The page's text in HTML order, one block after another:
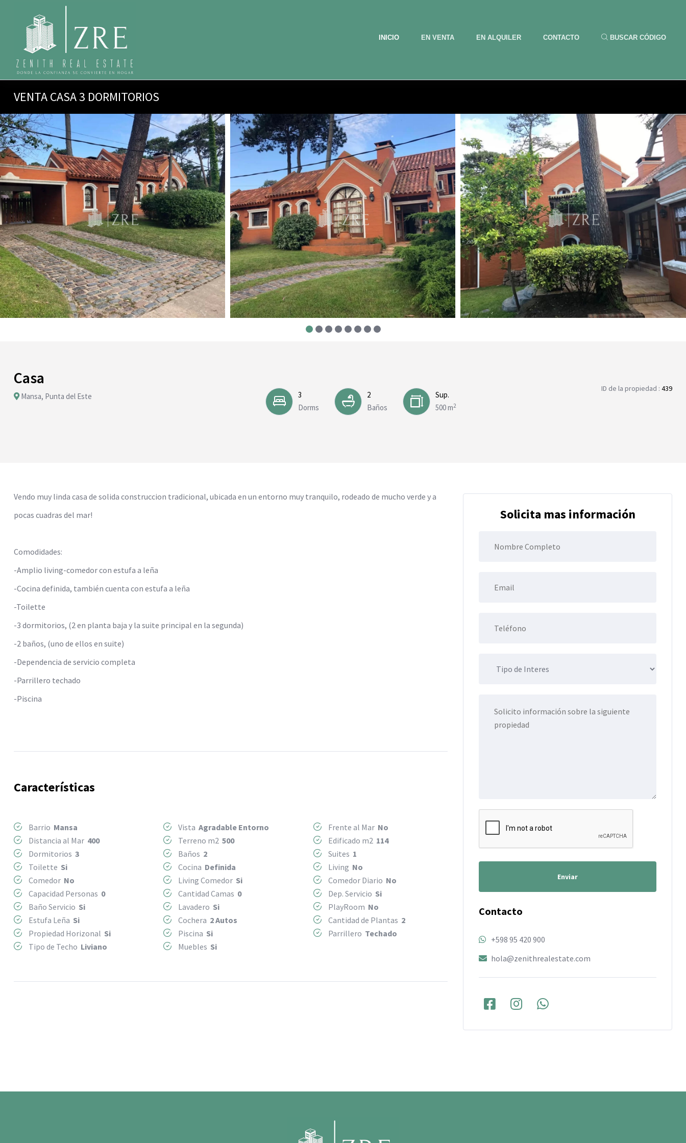
INICIO EN VENTA EN ALQUILER CONTACTO BUSCAR CÓDIGO
VENTA CASA 3 DORMITORIOS
Casa
Mansa, Punta del Este
3
Dorms
2
Baños
Sup.
500 m2
ID de la propiedad : 439
Vendo muy linda casa de solida construccion tradicional, ubicada en un entorno muy tranquilo, rodeado de mucho verde y a
pocas cuadras del mar!
Comodidades:
-Amplio living-comedor con estufa a leña
-Cocina definida, también cuenta con estufa a leña
-Toilette
-3 dormitorios, (2 en planta baja y la suite principal en la segunda)
-2 baños, (uno de ellos en suite)
-Dependencia de servicio completa
-Parrillero techado
-Piscina
Características
Barrio Mansa VistaAgradable Entorno Frente al Mar No
Distancia al Mar 400 Terreno m2500 Edificado m2 114
Dormitorios 3 Baños 2 Suites 1
Toilette Si Cocina Definida Living No
Comedor No Living Comedor Si Comedor Diario No
Capacidad Personas 0 Cantidad Camas 0 Dep. Servicio Si
Baño Servicio Si Lavadero Si PlayRoom No
Estufa Leña Si Cochera 2 Autos Cantidad de Plantas 2
Propiedad Horizonal Si Piscina Si Parrillero Techado
Tipo de Techo Liviano Muebles Si
Solicita mas información
Enviar
Contacto
+598 95 420 900
hola@zenithrealestate.com